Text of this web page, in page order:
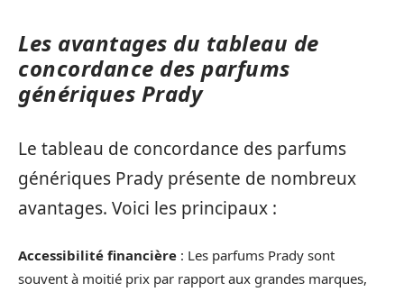
Les avantages du tableau de
concordance des parfums
génériques Prady
Le tableau de concordance des parfums
génériques Prady présente de nombreux
avantages. Voici les principaux :
Accessibilité financière : Les parfums Prady sont
souvent à moitié prix par rapport aux grandes marques,